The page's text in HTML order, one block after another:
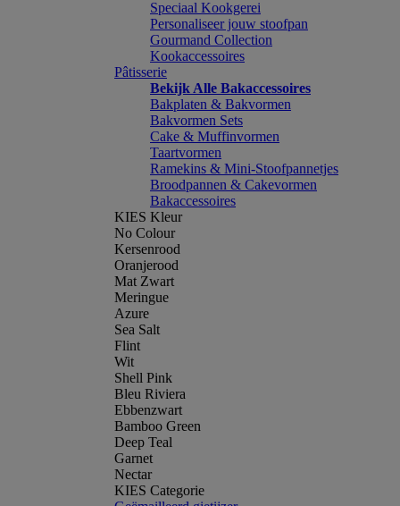
Speciaal Kookgerei
Personaliseer jouw stoofpan
Gourmand Collection
Kookaccessoires
Pâtisserie
Bekijk Alle Bakaccessoires
Bakplaten & Bakvormen
Bakvormen Sets
Cake & Muffinvormen
Taartvormen
Ramekins & Mini-Stoofpannetjes
Broodpannen & Cakevormen
Bakaccessoires
KIES Kleur
No Colour
Kersenrood
Oranjerood
Mat Zwart
Meringue
Azure
Sea Salt
Flint
Wit
Shell Pink
Bleu Riviera
Ebbenzwart
Bamboo Green
Deep Teal
Garnet
Nectar
KIES Categorie